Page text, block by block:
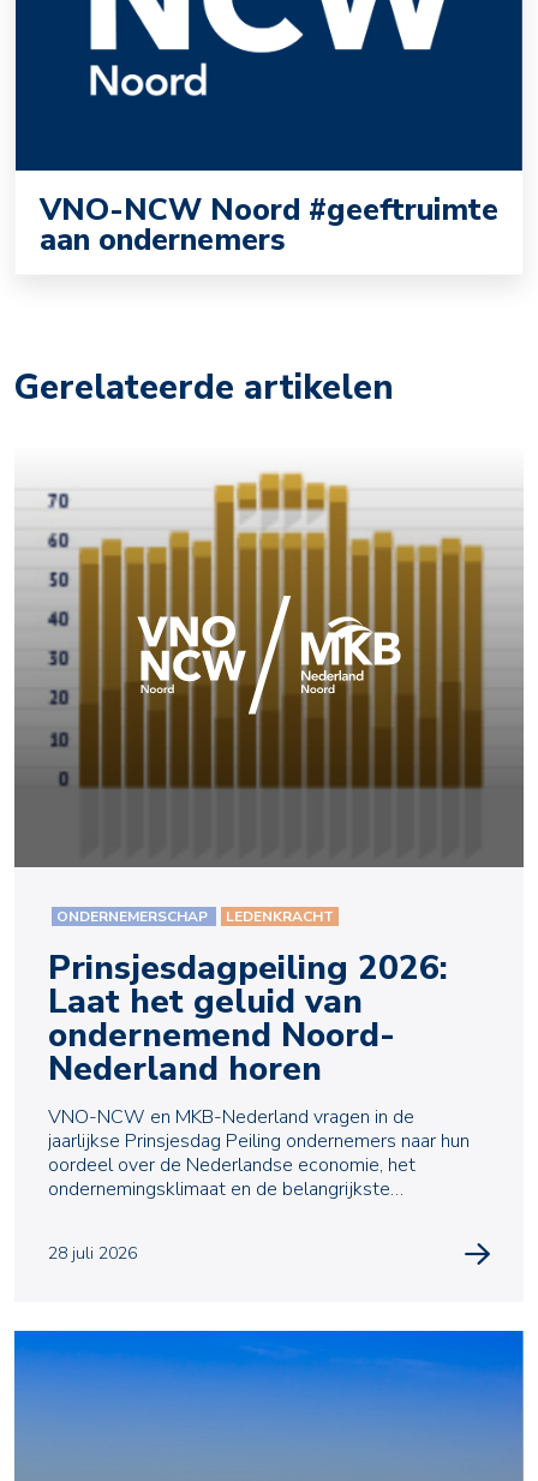
VNO-NCW Noord #geeftruimte
aan ondernemers
Gerelateerde artikelen
ONDERNEMERSCHAP LEDENKRACHT
Prinsjesdagpeiling 2026:
Laat het geluid van
ondernemend Noord-
Nederland horen
VNO-NCW en MKB-Nederland vragen in de
jaarlijkse Prinsjesdag Peiling ondernemers naar hun
oordeel over de Nederlandse economie, het
ondernemingsklimaat en de belangrijkste
28 juli 2026